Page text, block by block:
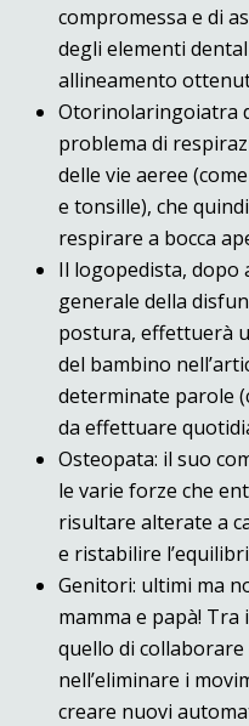
compromessa e di
degli elementi
allineamento
Otorinolaringoiatra
problema di
delle vie aeree
e tonsille), che
respirare a bocca
Il logopedista, dopo
generale della
postura, effettuerà
del bambino
determinate parole
da effettuare
Osteopata: il suo
le varie forze che
risultare alterate a
e ristabilire
Genitori: ultimi ma
mamma e papà!
quello di
nell’eliminare i
creare nuovi